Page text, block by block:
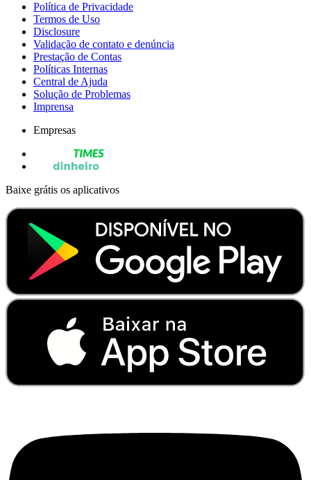
Política de Privacidade
Termos de Uso
Disclosure
Validação de contato e denúncia
Prestação de Contas
Políticas Internas
Central de Ajuda
Solução de Problemas
Imprensa
Empresas
Baixe grátis os aplicativos